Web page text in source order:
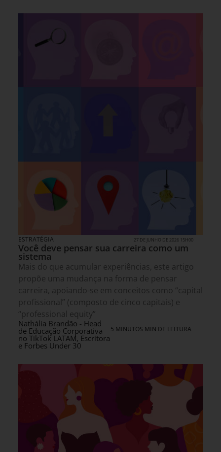
ESTRATÉGIA 27 DE JUNHO DE 2026 15H00
Você deve pensar sua carreira como um
sistema
Mais do que acumular experiências, este artigo
propõe uma mudança na forma de pensar
carreira, apoiando-se em conceitos como “capital
profissional” (composto de cinco capitais) e
“professional equity”
Nathália Brandão - Head
de Educação Corporativa
no TikTok LATAM, Escritora
e Forbes Under 30
5 MINUTOS MIN DE LEITURA